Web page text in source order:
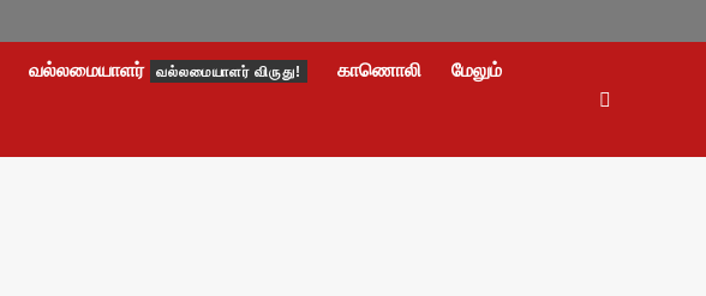
வல்லமையாளர் வல்லமையாளர் விருது! காணொலி மேலும்